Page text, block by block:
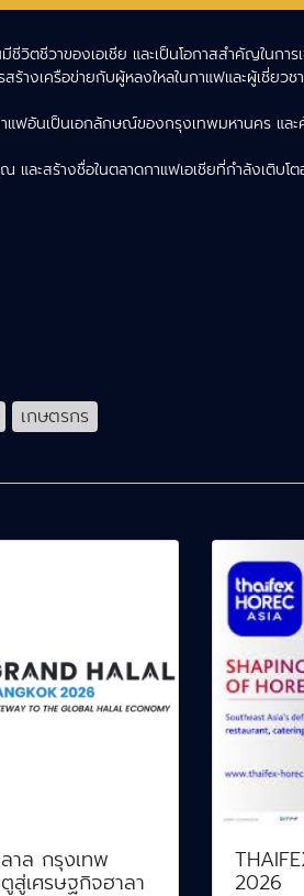
ชีวาของเอเชีย และเป็นโอกาสสำคัญในกา
างเครือข่ายกับผู้หลงใหลในกาแฟและผู้เชี่ย
อันเป็นเอกลักษณ์ของกรุงเทพมหานคร แล
ละสร้างชื่อในตลาดกาแฟเอเชียที่กำลังเติบโต
เกษตรกร
าล กรุงเทพ
สู่เศรษฐกิจฮาลา 2026